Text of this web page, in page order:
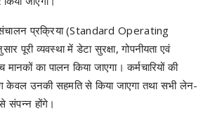
व्यवस्था में डेटा सुरक्षा, गोपनीयता एवं
का पालन किया जाएगा। कर्मचारियों की
केवल उनकी सहमति से किया जाएगा तथा सभी लेन-
संपन्न होंगे।
चिकित्सा, शिक्षा, पारिवारिक अथवा अन्य
वित्तीय सहायता उपलब्ध हो सकेगी। इससे